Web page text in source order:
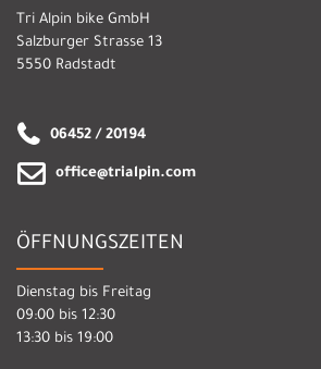
Tri Alpin bike GmbH
Salzburger Strasse 13
5550 Radstadt
06452 / 20194
office@trialpin.com
ÖFFNUNGSZEITEN
Dienstag bis Freitag
09:00 bis 12:30
13:30 bis 19:00